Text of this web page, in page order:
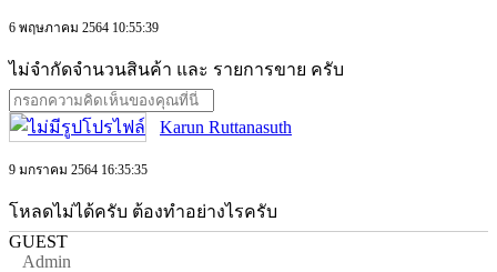
6 พฤษภาคม 2564 10:55:39
ไม่จำกัดจำนวนสินค้า และ รายการขาย ครับ
Karun Ruttanasuth
9 มกราคม 2564 16:35:35
โหลดไม่ได้ครับ ต้องทำอย่างไรครับ
GUEST
Admin